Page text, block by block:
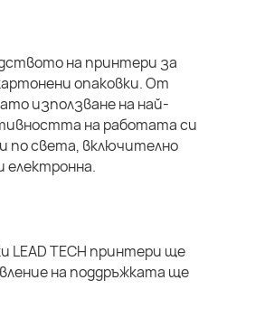
на принтери за
опаковки. От
използване на най-
на работата си
по света, включително
електронна.
LEAD TECH принтери ще
на поддръжката ще